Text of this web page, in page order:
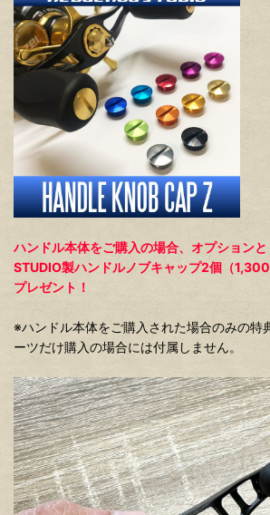
ハンドル本体をご購入の場合、オプション
STUDIO製ハンドルノブキャップ2個（
プレゼント！
※ハンドル本体をご購入された場合のみの特
ーツだけ購入の場合には付属しません。